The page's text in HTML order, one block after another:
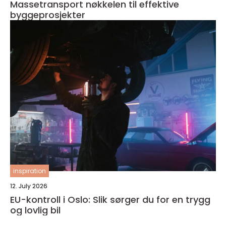
Massetransport nøkkelen til effektive
byggeprosjekter
inspiration
12. July 2026
EU-kontroll i Oslo: Slik sørger du for en trygg
og lovlig bil